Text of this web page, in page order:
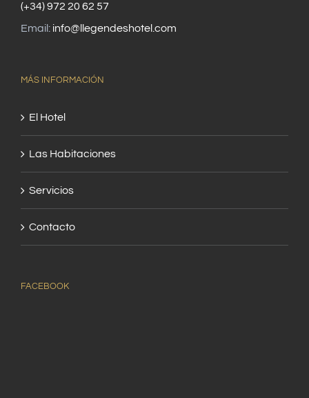
(+34) 972 20 62 57
Email: info@llegendeshotel.com
MÁS INFORMACIÓN
El Hotel
Las Habitaciones
Servicios
Contacto
FACEBOOK